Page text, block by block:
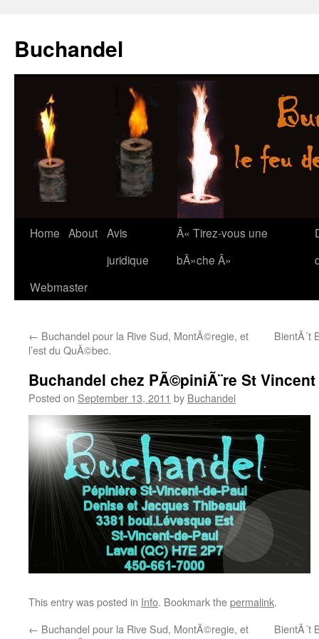
Buchandel
Skip
content
Home About Avis
juridique
Â« Tirez-vous une
bÃ»che Â»
Webmaster
← Buchandel pour la Rive Sud, MontÃ©regie, et
l’est du QuÃ©bec.
BientÃ´t
Buchandel chez PÃ©piniÃ¨re St
Posted on September 13, 2011 by Buchandel
This entry was posted in Info. Bookmark thepermalink.
← Buchandel pour la Rive Sud, MontÃ©regie, et
BientÃ´t